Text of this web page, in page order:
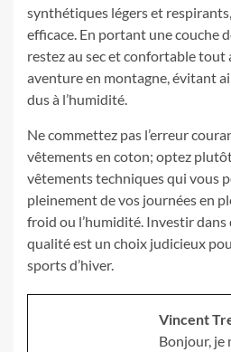
synthétiques légers et
efficace. En portant une couche
restez au sec et confortable tout
aventure en montagne, évitant
dus à l’humidité.
Ne commettez pas l’erreur
vêtements en coton; optez
vêtements techniques qui vous
pleinement de vos journées en
froid ou l’humidité. Investir
qualité est un choix judicieux
sports d’hiver.
Vincent
Bonjour, je